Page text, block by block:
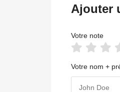
Ajouter
Votre note
Votre nom +